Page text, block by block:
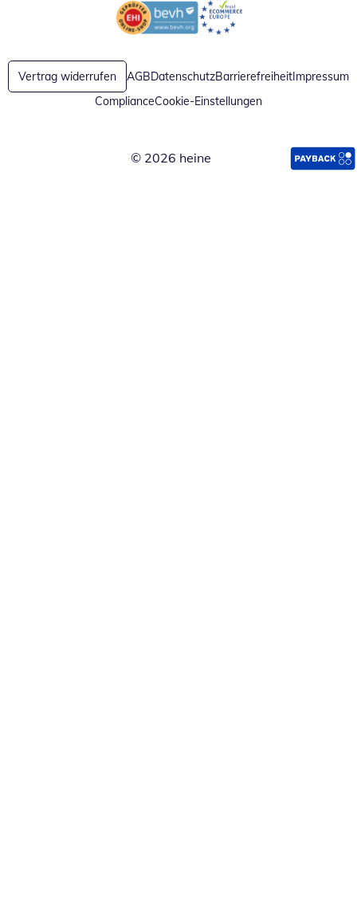
Öffnet in neuem FensterÖffnet in neuem Fenster
Vertrag widerrufen AGBDatenschutzBarrierefreiheitImpressum
ComplianceCookie-Einstellungen
© 2026 heine